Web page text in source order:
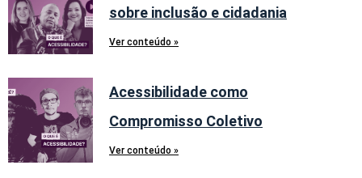
sobre inclusão e cidadania
Ver conteúdo »
Acessibilidade como
Compromisso Coletivo
Ver conteúdo »